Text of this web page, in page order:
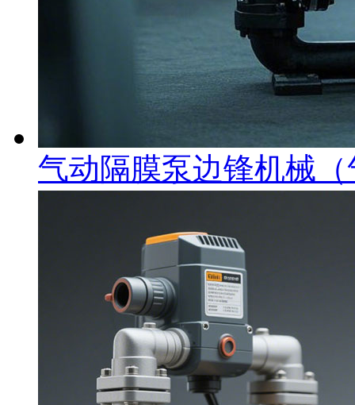
气动隔膜泵边锋机械